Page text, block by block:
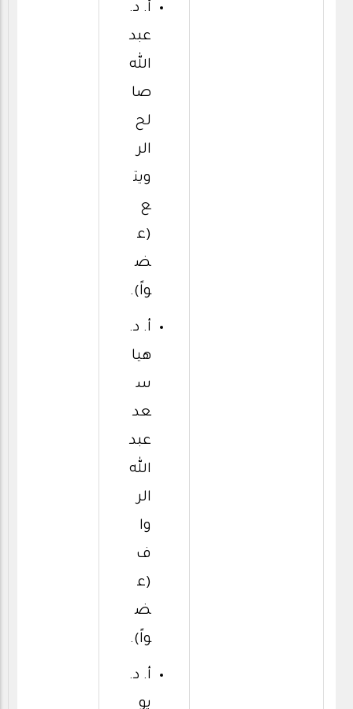
أ. د.
عبد
الله
صا
لح
الر
ويت
ع
(ع
ض
واً).
أ. د.
هيا
س
عد
عبد
الله
الر
وا
ف
(ع
ض
واً).
أ. د.
يو